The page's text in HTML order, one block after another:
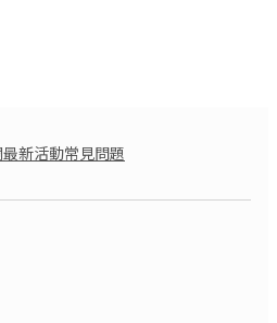
最新活動常見問題